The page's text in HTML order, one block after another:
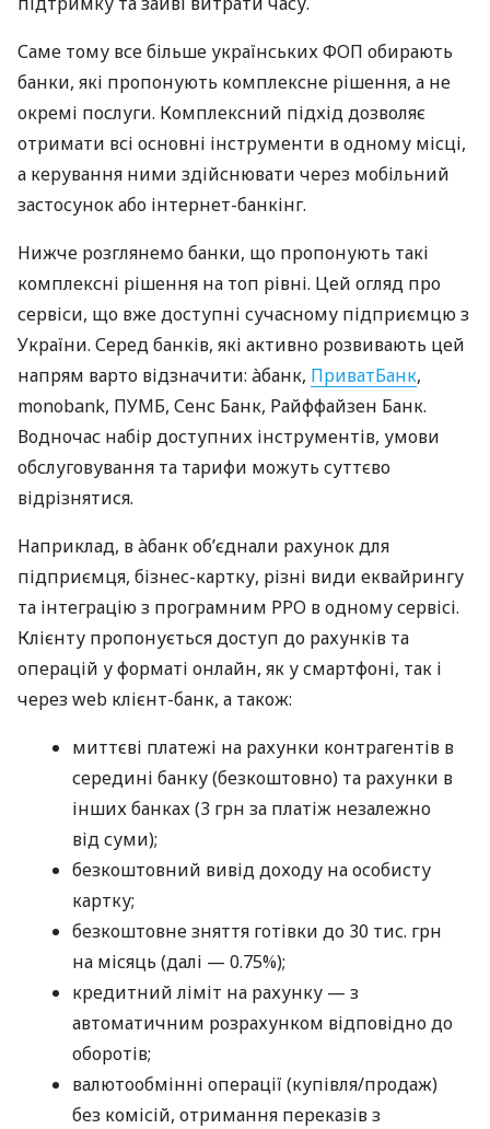
Саме тому все більше українських ФОП обирають
банки, які пропонують комплексне рішення, а не
окремі послуги. Комплексний підхід дозволяє
отримати всі основні інструменти в одному місці,
а керування ними здійснювати через мобільний
застосунок або інтернет-банкінг.
Нижче розглянемо банки, що пропонують такі
комплексні рішення на топ рівні. Цей огляд про
сервіси, що вже доступні сучасному підприємцю з
України. Серед банків, які активно розвивають цей
напрям варто відзначити: àбанк, ПриватБанк,
monobank, ПУМБ, Сенс Банк, Райффайзен Банк.
Водночас набір доступних інструментів, умови
обслуговування та тарифи можуть суттєво
відрізнятися.
Наприклад, в àбанк об’єднали рахунок для
підприємця, бізнес-картку, різні види еквайрингу
та інтеграцію з програмним РРО в одному сервісі.
Клієнту пропонується доступ до рахунків та
операцій у форматі онлайн, як у смартфоні, так і
через web клієнт-банк, а також:
миттєві платежі на рахунки контрагентів в
середині банку (безкоштовно) та рахунки в
інших банках (3 грн за платіж незалежно
від суми);
безкоштовний вивід доходу на особисту
картку;
безкоштовне зняття готівки до 30 тис. грн
на місяць (далі — 0.75%);
кредитний ліміт на рахунку — з
автоматичним розрахунком відповідно до
оборотів;
валютообмінні операції (купівля/продаж)
без комісій, отримання переказів з